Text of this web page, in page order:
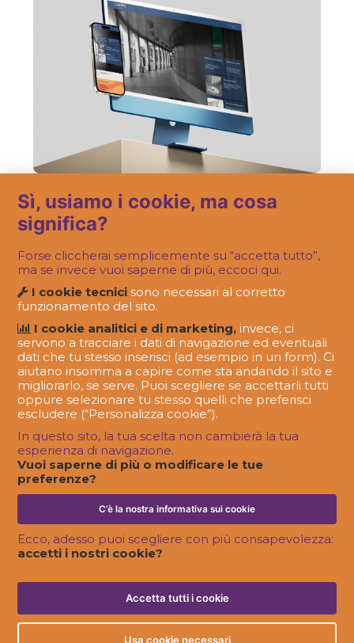
Una nuova “casa” online per gli architetti
di Padova
FATTO IN OLOJIN
Oltre la logistica: comunicare attraverso
agenti e distributori.
Sì, usiamo i cookie, ma cosa
significa?
Forse cliccherai semplicemente su “accetta tutto”,
ma se invece vuoi saperne di più, eccoci qui.
I cookie tecnici sono necessari al corretto
funzionamento del sito.
I cookie analitici e di marketing, invece, ci
servono a tracciare i dati di navigazione ed eventuali
dati che tu stesso inserisci (ad esempio in un form). Ci
aiutano insomma a capire come sta andando il sito e
migliorarlo, se serve. Puoi scegliere se accettarli tutti
oppure selezionare tu stesso quelli che preferisci
escludere (“Personalizza cookie”).
In questo sito, la tua scelta non cambierà la tua
esperienza di navigazione.
Vuoi saperne di più o modificare le tue
preferenze?
C’è la nostra informativa sui cookie
Ecco, adesso puoi scegliere con più consapevolezza:
accetti i nostri cookie?
Accetta tutti i cookie
Usa cookie necessari